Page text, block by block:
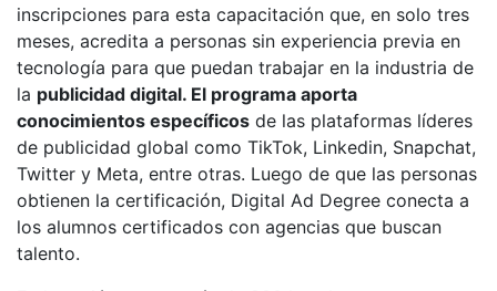
inscripciones para esta capacitación que, en solo tres
meses, acredita a personas sin experiencia previa en
tecnología para que puedan trabajar en la industria de
la publicidad digital. El programa aporta
conocimientos específicos de las plataformas líderes
de publicidad global como TikTok, Linkedin, Snapchat,
Twitter y Meta, entre otras. Luego de que las personas
obtienen la certificación, Digital Ad Degree conecta a
los alumnos certificados con agencias que buscan
talento.